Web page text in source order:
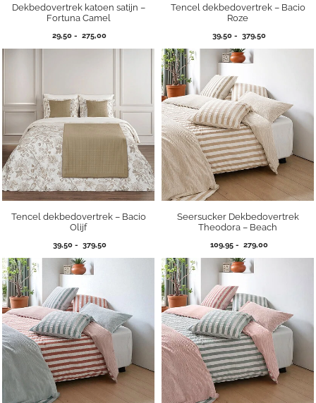
Dekbedovertrek katoen satijn –
Fortuna Camel
29,50 - 275,00Prijsklasse:
Tencel dekbedovertrek – Bacio
Roze
39,50 - 379,50Prijsklasse:
Tencel dekbedovertrek – Bacio
Olijf
39,50 - 379,50Prijsklasse:
Seersucker Dekbedovertrek
Theodora – Beach
109,95 - 279,00Prijsklasse: